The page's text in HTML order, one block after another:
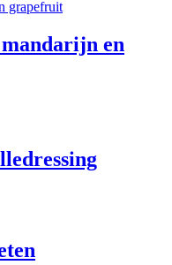
mandarijn en